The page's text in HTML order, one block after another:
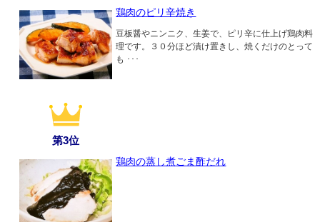
鶏肉のピリ辛焼き
豆板醤やニンニク、生姜で、ピリ辛に仕上げ鶏肉料
理です。３０分ほど漬け置きし、焼くだけのとって
も ･･･
第3位
鶏肉の蒸し煮ごま酢だれ